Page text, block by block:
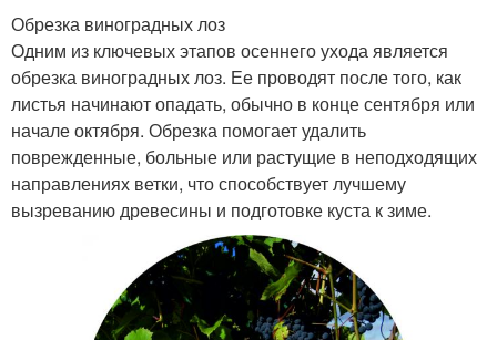
Обрезка виноградных лоз
Одним из ключевых этапов осеннего ухода является
обрезка виноградных лоз. Ее проводят после того, как
листья начинают опадать, обычно в конце сентября или
начале октября. Обрезка помогает удалить
поврежденные, больные или растущие в неподходящих
направлениях ветки, что способствует лучшему
вызреванию древесины и подготовке куста к зиме.